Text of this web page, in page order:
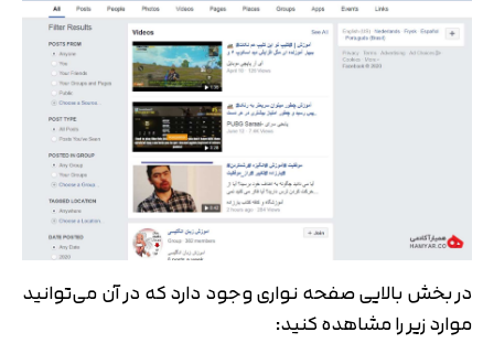
در بخش بالایی صفحه نواری وجود دارد که در آن می‌توانید
موارد زیر را مشاهده کنید: